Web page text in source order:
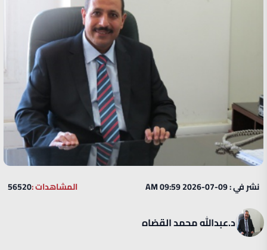
نشر في : 09-07-2026 09:59 AM المشاهدات :56520
د.عبدالله محمد القضاه